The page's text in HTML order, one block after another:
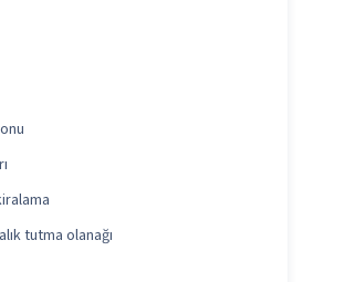
tutma olanağı